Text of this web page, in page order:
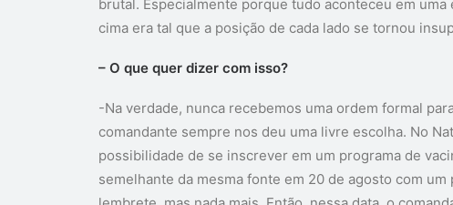
brutal. Especialmente porque tudo aconteceu em
cima era tal que a posição de cada lado se tornou
– O que quer dizer com isso?
-Na verdade, nunca recebemos uma ordem formal
comandante sempre nos deu uma livre escolha. No
possibilidade de se inscrever em um programa de
semelhante da mesma fonte em 20 de agosto com